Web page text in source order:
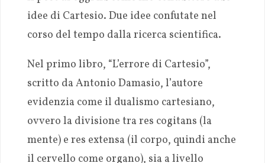
idee di Cartesio. Due idee confutate nel
corso del tempo dalla ricerca scientifica.
Nel primo libro, “L’errore di Cartesio”,
scritto da Antonio Damasio, l’autore
evidenzia come il dualismo cartesiano,
ovvero la divisione tra res cogitans (la
mente) e res extensa (il corpo, quindi anche
il cervello come organo), sia a livello